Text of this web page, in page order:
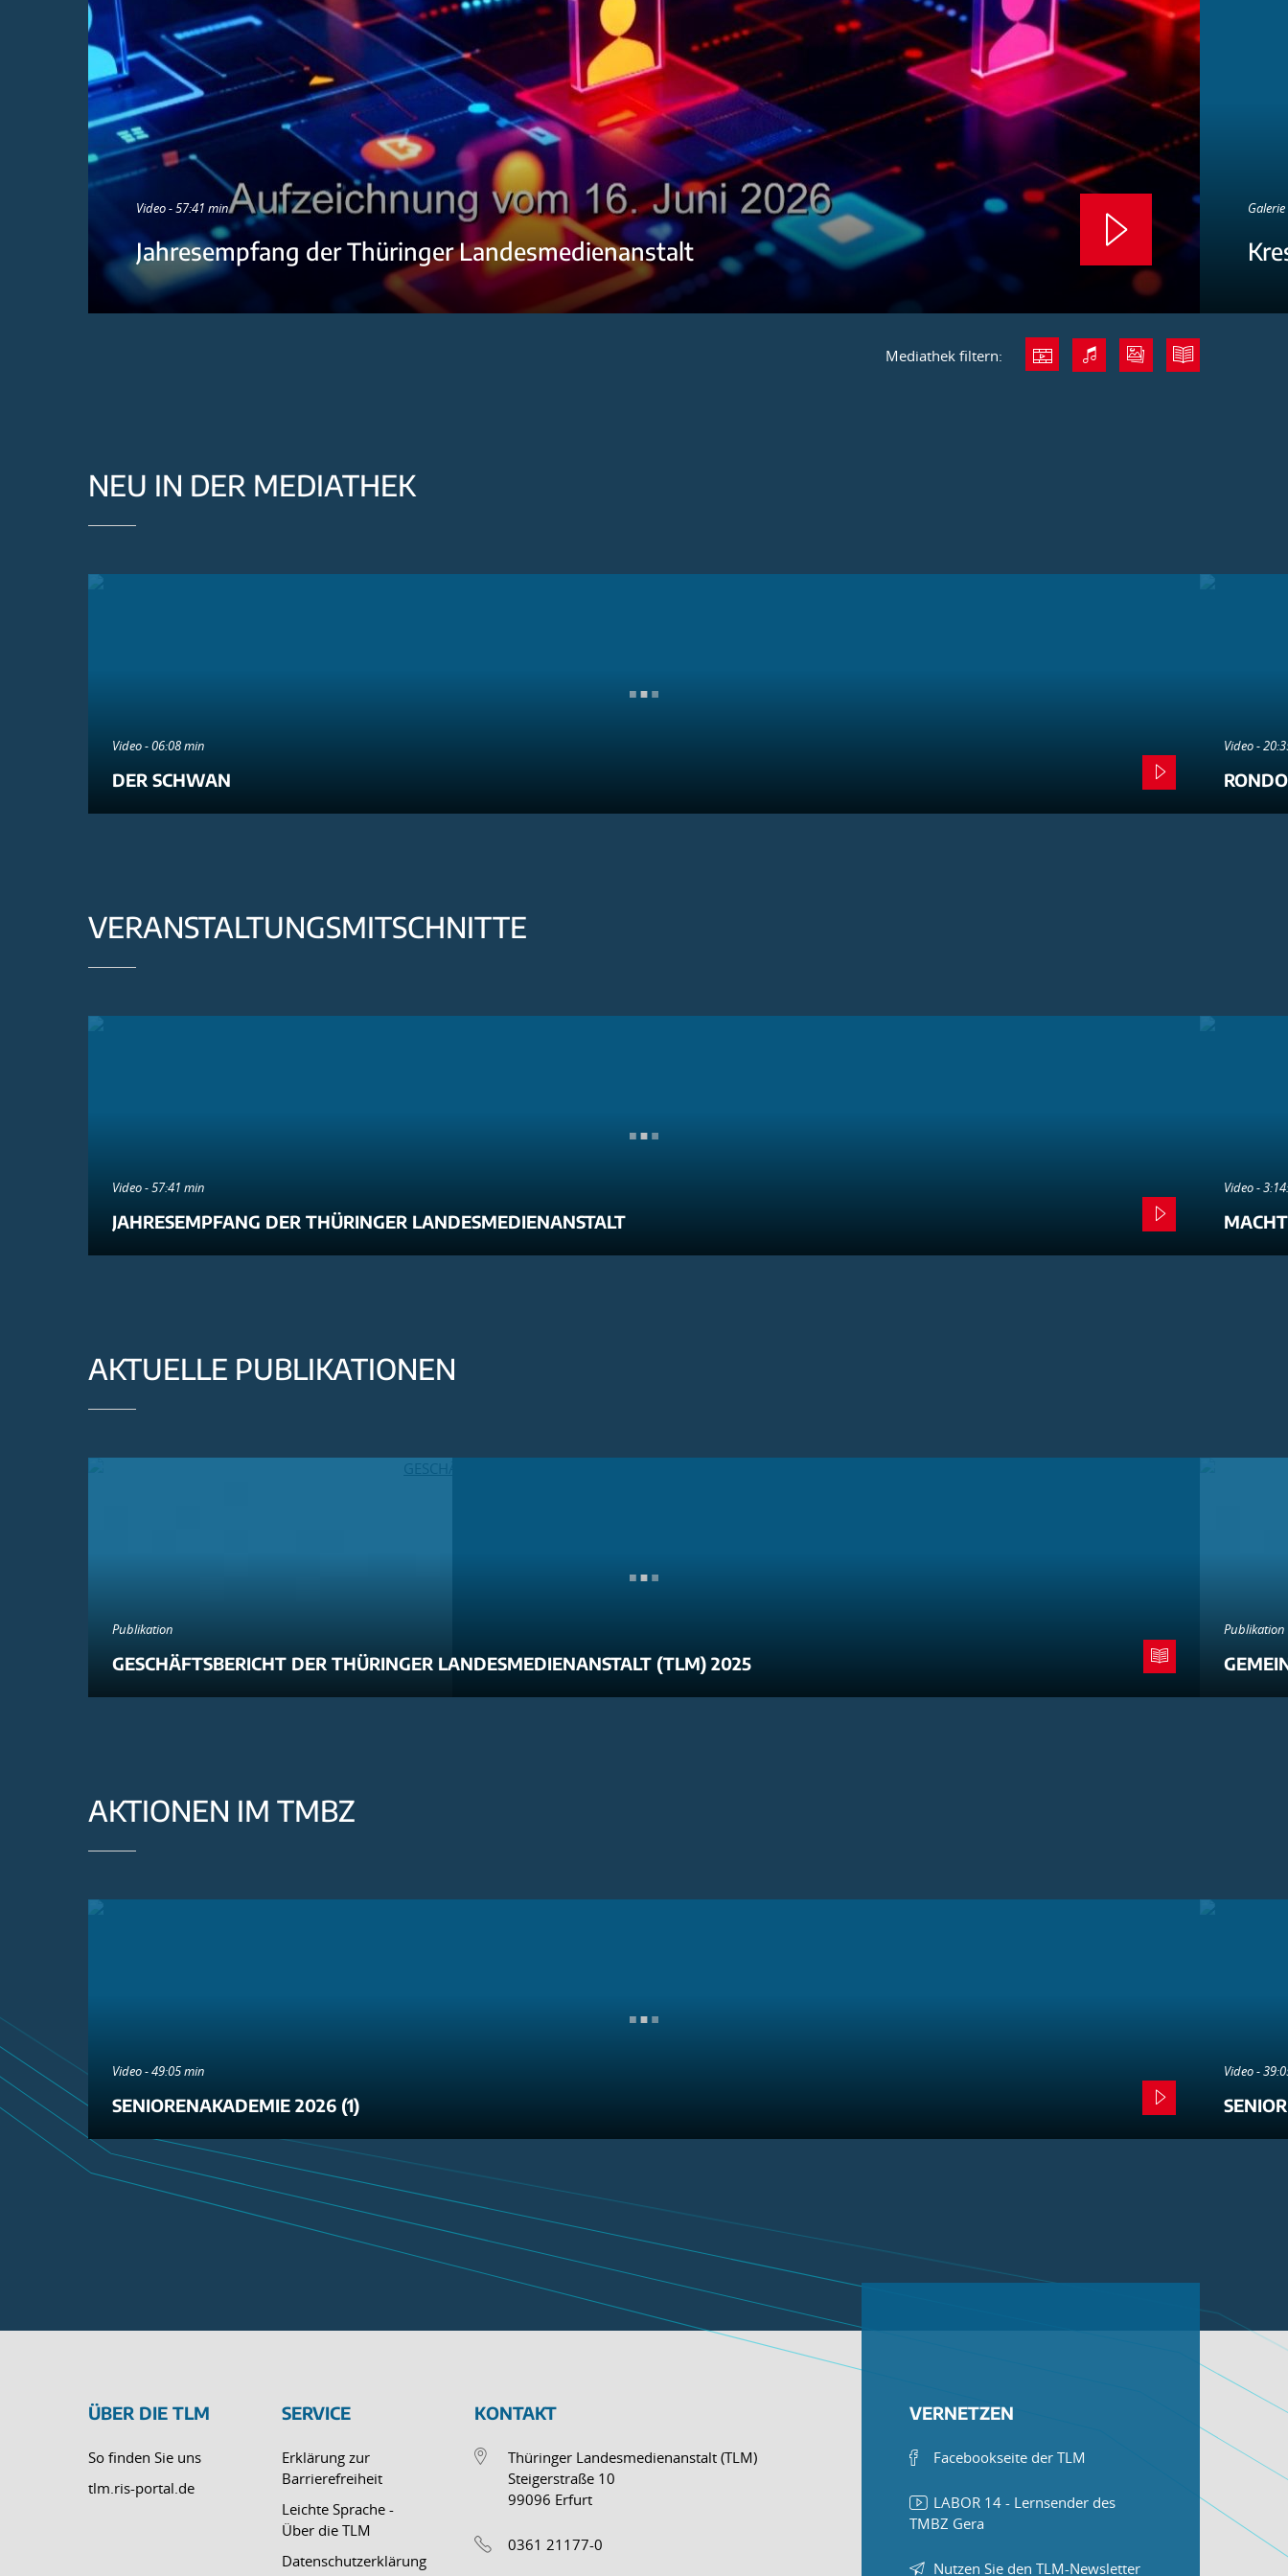
Video - 57:41 min
Jahresempfang der Thüringer Landesmedienanstalt
Mediathek filtern:
NEU IN DER MEDIATHEK
Video - 06:08 min
DER SCHWAN
Video -
VERANSTALTUNGSMITSCHNITTE
Video - 57:41 min
JAHRESEMPFANG DER THÜRINGER LANDESMEDIENANSTALT
Video -
AKTUELLE PUBLIKATIONEN
Publikation
GESCHÄFTSBERICHT DER THÜRINGER LANDESMEDIENANSTALT (TLM) 2025
Publikation
AKTIONEN IM TMBZ
Video - 49:05 min
SENIORENAKADEMIE 2026 (1)
Video -
ÜBER DIE TLM
So finden Sie uns
tlm.ris-portal.de
SERVICE
Erklärung zur
Barrierefreiheit
Leichte Sprache -
Über die TLM
Datenschutzerklärung
KONTAKT
Thüringer Landesmedienanstalt (TLM)
Steigerstraße 10
99096 Erfurt
0361 21177-0
VERNETZEN
Facebookseite der TLM
LABOR 14 - Lernsender des
TMBZ Gera
Nutzen Sie den TLM-Newsletter